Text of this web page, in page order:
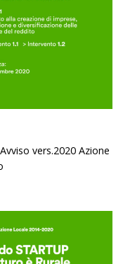
vers.2020 Azione